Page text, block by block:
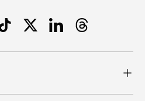
TikTokTwitterLinkedInThreads